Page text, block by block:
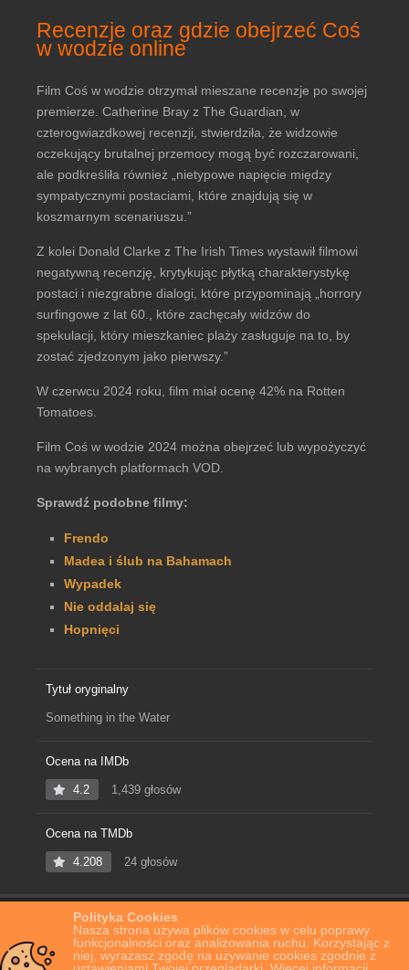
Polityka Cookies
Nasza strona używa plików cookies w celu poprawy
funkcjonalności oraz analizowania ruchu. Korzystając z
niej, wyrażasz zgodę na używanie cookies zgodnie z
Recenzje oraz gdzie obejrzeć Coś
w wodzie online
Film Coś w wodzie otrzymał mieszane recenzje po swojej
premierze. Catherine Bray z The Guardian, w
czterogwiazdkowej recenzji, stwierdziła, że widzowie
oczekujący brutalnej przemocy mogą być rozczarowani,
ale podkreśliła również „nietypowe napięcie między
sympatycznymi postaciami, które znajdują się w
koszmarnym scenariuszu.”
Z kolei Donald Clarke z The Irish Times wystawił filmowi
negatywną recenzję, krytykując płytką charakterystykę
postaci i niezgrabne dialogi, które przypominają „horrory
surfingowe z lat 60., które zachęcały widzów do
spekulacji, który mieszkaniec plaży zasługuje na to, by
zostać zjedzonym jako pierwszy.”
W czerwcu 2024 roku, film miał ocenę 42% na Rotten
Tomatoes.
Film Coś w wodzie 2024 można obejrzeć lub wypożyczyć
na wybranych platformach VOD.
Sprawdź podobne filmy:
Frendo
Madea i ślub na Bahamach
Wypadek
Nie oddalaj się
Hopnięci
Tytuł oryginalny
Something in the Water
Ocena na IMDb
4.2 1,439 głosów
Ocena na TMDb
4.208 24 głosów
Film Online Coś w wodzie